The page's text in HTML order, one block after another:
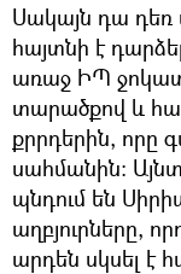
Սակայն դա դեռ
հայտնի է
առաջ ԻՊ
տարածքով և
քրրդերին, որը
սահմանին:
պնդում են
աղբյուրները,
արդեն սկսել է